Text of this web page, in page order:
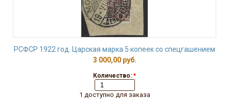
РСФСР 1922 год. Царская марка 5 копеек со спецгашением
3 000,00 руб.
Количество: *
1 доступно для заказа